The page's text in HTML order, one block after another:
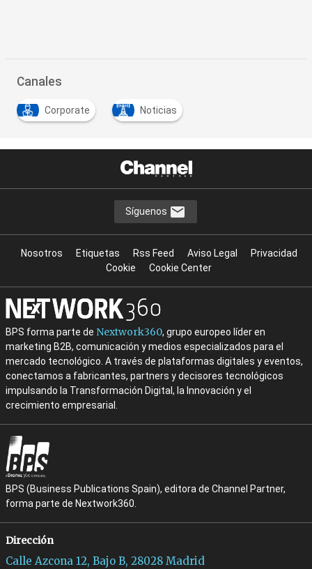
Canales
Corporate Noticias
Síguenos
Nosotros Etiquetas Rss Feed Aviso Legal
Privacidad
Cookie
Cookie Center
BPS forma parte de Nextwork360, grupo europeo líder en
marketing B2B, comunicación y medios especializados para el
mercado tecnológico. A través de plataformas digitales y eventos,
conectamos a fabricantes, partners y decisores tecnológicos
impulsando la Transformación Digital, la Innovación y el
crecimiento empresarial.
BPS (Business Publications Spain), editora de Channel Partner,
forma parte de Nextwork360.
Dirección
Calle Azcona 12, Bajo B, 28028 Madrid